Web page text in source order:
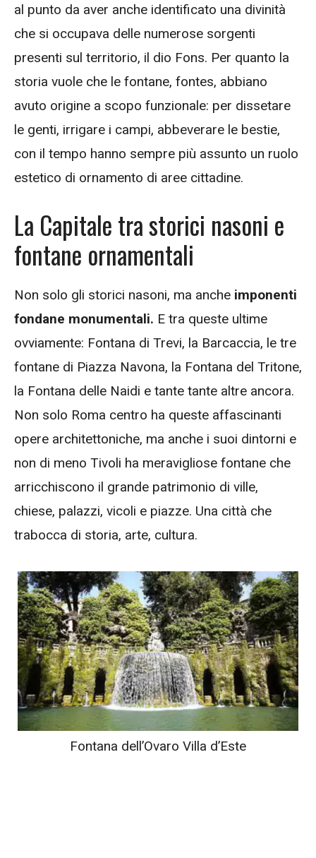
al punto da aver anche identificato una divinità
che si occupava delle numerose sorgenti
presenti sul territorio, il dio Fons. Per quanto la
storia vuole che le fontane, fontes, abbiano
avuto origine a scopo funzionale: per dissetare
le genti, irrigare i campi, abbeverare le bestie,
con il tempo hanno sempre più assunto un ruolo
estetico di ornamento di aree cittadine.
La Capitale tra storici nasoni e
fontane ornamentali
Non solo gli storici nasoni, ma anche imponenti
fondane monumentali. E tra queste ultime
ovviamente: Fontana di Trevi, la Barcaccia, le tre
fontane di Piazza Navona, la Fontana del Tritone,
la Fontana delle Naidi e tante tante altre ancora.
Non solo Roma centro ha queste affascinanti
opere architettoniche, ma anche i suoi dintorni e
non di meno Tivoli ha meravigliose fontane che
arricchiscono il grande patrimonio di ville,
chiese, palazzi, vicoli e piazze. Una città che
trabocca di storia, arte, cultura.
Fontana dell’Ovaro Villa d’Este